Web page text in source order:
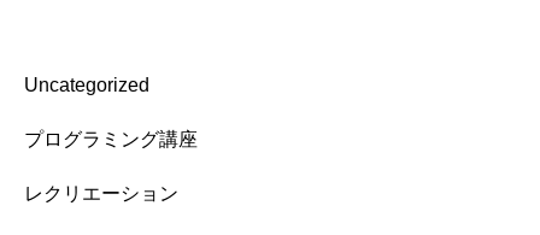
Uncategorized
プログラミング講座
レクリエーション